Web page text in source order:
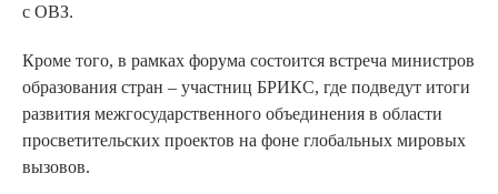
с ОВЗ.
Кроме того, в рамках форума состоится встреча министров
образования стран – участниц БРИКС, где подведут итоги
развития межгосударственного объединения в области
просветительских проектов на фоне глобальных мировых
вызовов.